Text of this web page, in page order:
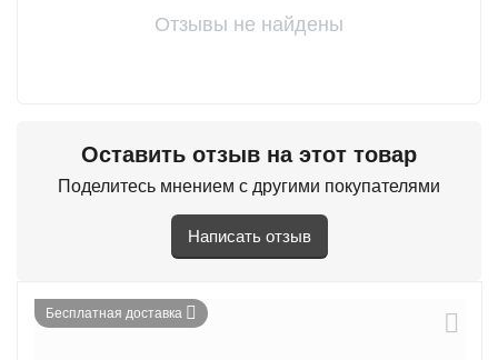
Отзывы не найдены
Оставить отзыв на этот товар
Поделитесь мнением с другими покупателями
Написать отзыв
Бесплатная доставка